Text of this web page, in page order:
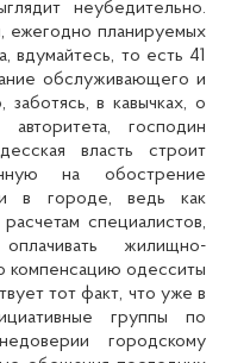
неубедительно.
ежегодно планируемых
вдумайтесь, то есть 41
обслуживающего и
заботясь, в кавычках, о
господин
власть строит
на обострение
в городе, ведь как
специалистов,
жилищно-
компенсацию одесситы
тот факт, что уже в
группы по
городскому